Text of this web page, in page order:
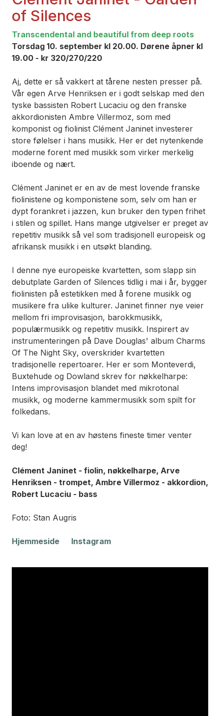
of Silences­
Transcendental and beautiful from deep roots
Torsdag 10. september kl 20.00. Dørene åpner kl
19.00 - kr 320/270/220
Aj, dette er så vakkert at tårene nesten presser på.
Vår egen Arve Henriksen er i godt selskap med den
tyske bassisten Robert Lucaciu og den franske
akkordionisten Ambre Villermoz, som med
komponist og fiolinist Clément Janinet investerer
store følelser i hans musikk. Her er det nytenkende
moderne forent med musikk som virker merkelig
iboende og nært.
Clément Janinet er en av de mest lovende franske
fiolinistene og komponistene som, selv om han er
dypt forankret i jazzen, kun bruker den typen frihet
i stilen og spillet. Hans mange utgivelser er preget av
repetitiv musikk så vel som tradisjonell europeisk og
afrikansk musikk i en utsøkt blanding.
I denne nye europeiske kvartetten, som slapp sin
debutplate Garden of Silences tidlig i mai i år, bygger
fiolinisten på estetikken med å forene musikk og
musikere fra ulike kulturer. Janinet finner nye veier
mellom fri improvisasjon, barokkmusikk,
populærmusikk og repetitiv musikk. Inspirert av
instrumenteringen på Dave Douglas' album Charms
Of The Night Sky, overskrider kvartetten
tradisjonelle repertoarer. Her er som Monteverdi,
Buxtehude og Dowland skrev for nøkkelharpe:
Intens improvisasjon blandet med mikrotonal
musikk, og moderne kammermusikk som spilt for
folkedans.
Vi kan love at en av høstens fineste timer venter
deg!
Clément Janinet - fiolin, nøkkelharpe, Arve
Henriksen - trompet, Ambre Villermoz - akkordion,
Robert Lucaciu - bass
Foto: Stan Augris
Hjemmeside Instagram